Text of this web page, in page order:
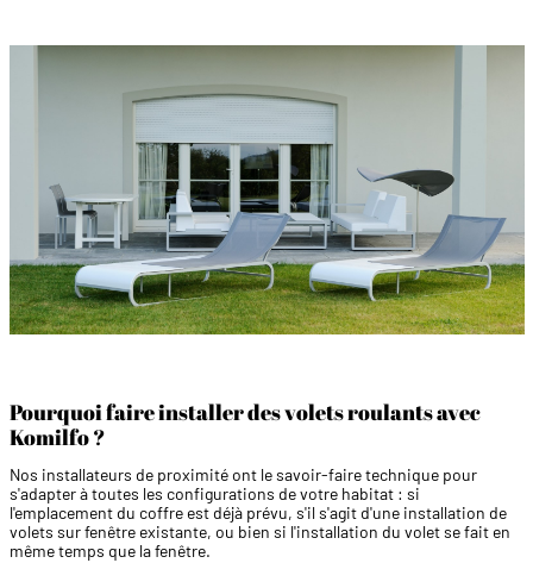
Pourquoi faire installer des volets roulants avec
Komilfo ?
Nos installateurs de proximité ont le savoir-faire technique pour
s'adapter à toutes les configurations de votre habitat : si
l'emplacement du coffre est déjà prévu, s'il s'agit d'une installation de
volets sur fenêtre existante, ou bien si l'installation du volet se fait en
même temps que la fenêtre.